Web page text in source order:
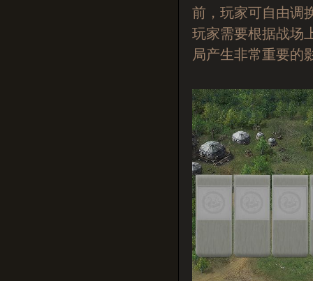
前，玩家可自由调
玩家需要根据战场
局产生非常重要的